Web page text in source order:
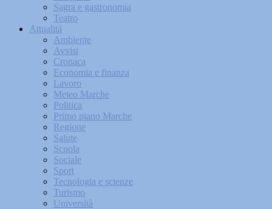
Sagra e gastronomia
Teatro
Attualità
Ambiente
Avvisi
Cronaca
Economia e finanza
Lavoro
Meteo Marche
Politica
Primo piano Marche
Regione
Salute
Scuola
Sociale
Sport
Tecnologia e scienze
Turismo
Università